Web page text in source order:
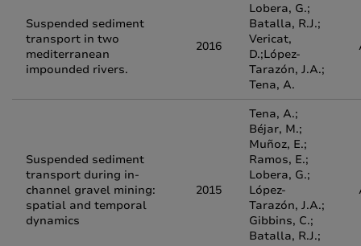
Suspended sediment
transport in two
mediterranean
impounded rivers.
2016
Lobera, G.;
Batalla, R.J.;
Vericat,
D.;López-
Tarazón, J.A.;
Tena, A.
Suspended sediment
transport during in-
channel gravel mining:
spatial and temporal
dynamics
2015
Tena, A.;
Béjar, M.;
Muñoz, E.;
Ramos, E.;
Lobera, G.;
López-
Tarazón, J.A.;
Gibbins, C.;
Batalla, R.J.;